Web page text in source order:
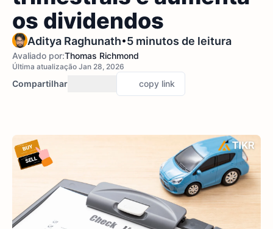
os dividendos
Aditya Raghunath•5 minutos de leitura
Avaliado por:Thomas Richmond
Última atualização Jan 28, 2026
Compartilhar copy link